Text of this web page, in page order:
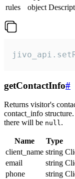
rules
object
getContactInfo#
Returns visitor's
contact_info
there will be null.
Name Type
client_name string
email
string
phone
string